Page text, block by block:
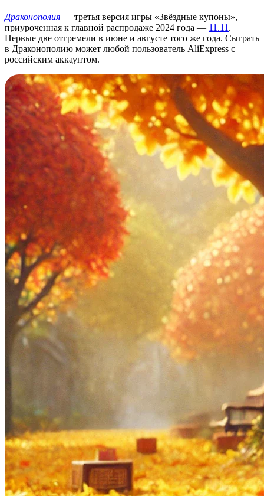
Драконополия — третья версия игры «Звёздные купоны»,
приуроченная к главной распродаже 2024 года — 11.11 .
Первые две отгремели в июне и августе того же года. Сыграть
в Драконополию может любой пользователь AliExpress с
российским аккаунтом.